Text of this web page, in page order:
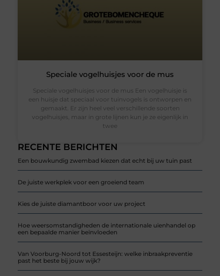
RECENTE BERICHTEN
Een bouwkundig zwembad kiezen dat echt bij uw tuin past
De juiste werkplek voor een groeiend team
Kies de juiste diamantboor voor uw project
Hoe weersomstandigheden de internationale uienhandel op
een bepaalde manier beïnvloeden
Van Voorburg-Noord tot Essesteijn: welke inbraakpreventie
past het beste bij jouw wijk?
Speciale vogelhuisjes voor de mus
Speciale vogelhuisjes voor de mus Een vogelhuisje is
een huisje dat speciaal voor tuinvogels is ontworpen en
gemaakt. Er zijn heel veel verschillende soorten
vogelhuisjes, maar in grote lijnen kun je ze eigenlijk in
twee